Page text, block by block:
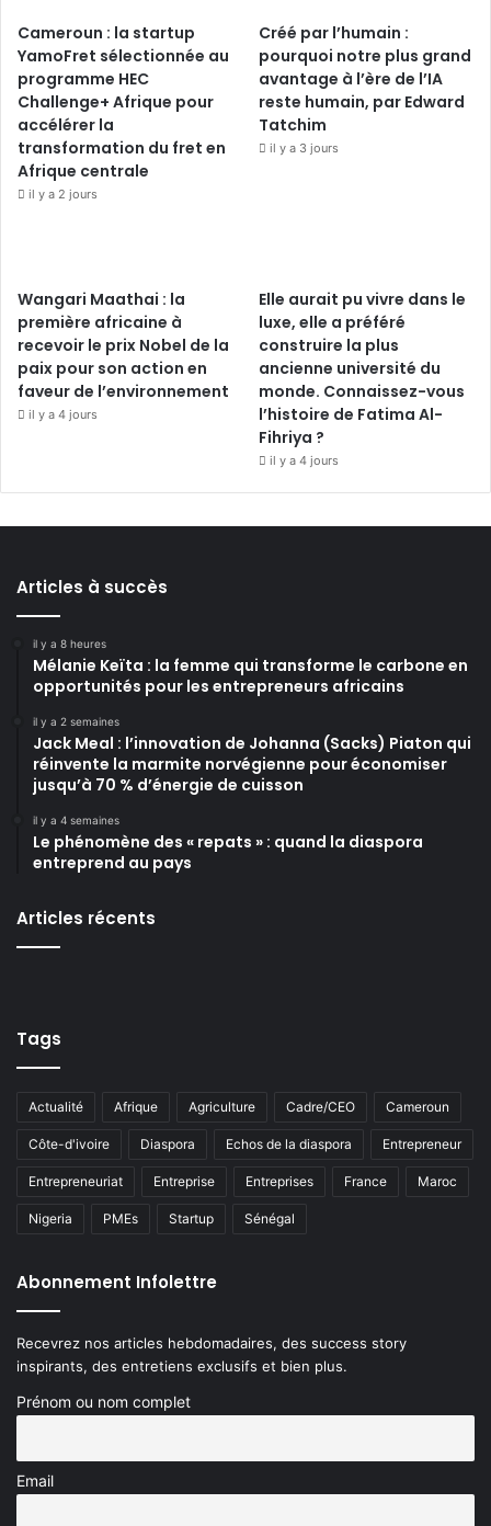
Cameroun : la startup
YamoFret sélectionnée au
programme HEC
Challenge+ Afrique pour
accélérer la
transformation du fret en
Afrique centrale
il y a 2 jours
Créé par l’humain :
pourquoi notre plus grand
avantage à l’ère de l’IA
reste humain, par Edward
Tatchim
il y a 3 jours
Wangari Maathai : la
première africaine à
recevoir le prix Nobel de la
paix pour son action en
faveur de l’environnement
il y a 4 jours
Elle aurait pu vivre dans le
luxe, elle a préféré
construire la plus
ancienne université du
monde. Connaissez-vous
l’histoire de Fatima Al-
Fihriya ?
il y a 4 jours
Articles à succès
il y a 8 heures
Mélanie Keïta : la femme qui transforme le carbone en
opportunités pour les entrepreneurs africains
il y a 2 semaines
Jack Meal : l’innovation de Johanna (Sacks) Piaton qui
réinvente la marmite norvégienne pour économiser
jusqu’à 70 % d’énergie de cuisson
il y a 4 semaines
Le phénomène des « repats » : quand la diaspora
entreprend au pays
Articles récents
Tags
Actualité Afrique Agriculture Cadre/CEO Cameroun
Côte-d'ivoire Diaspora Echos de la diaspora Entrepreneur
Entrepreneuriat Entreprise Entreprises France Maroc
Nigeria PMEs Startup Sénégal
Abonnement Infolettre
Recevrez nos articles hebdomadaires, des success story
inspirants, des entretiens exclusifs et bien plus.
Prénom ou nom complet
Email